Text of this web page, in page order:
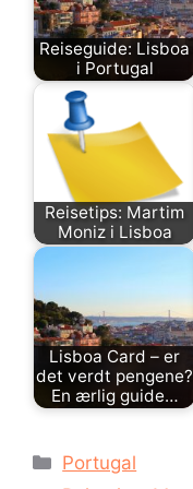
Reiseguide: Lisboa
i Portugal
Reisetips: Martim
Moniz i Lisboa
Lisboa Card – er
det verdt pengene?
En ærlig guide…
Kategorier
Portugal